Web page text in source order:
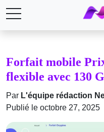
Forfait mobile
flexible avec 130
Par L'équipe rédaction
Publié le octobre 27, 2025